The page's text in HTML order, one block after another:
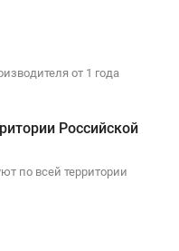
от 1 года
Российской
по всей территории